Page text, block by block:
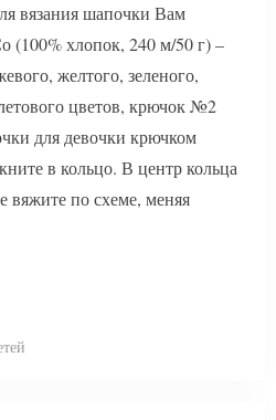
вязания шапочки Вам
(100% хлопок, 240 м/50 г) –
желтого, зеленого,
цветов, крючок №2
для девочки крючком
в кольцо. В центр кольца
вяжите по схеме, меняя